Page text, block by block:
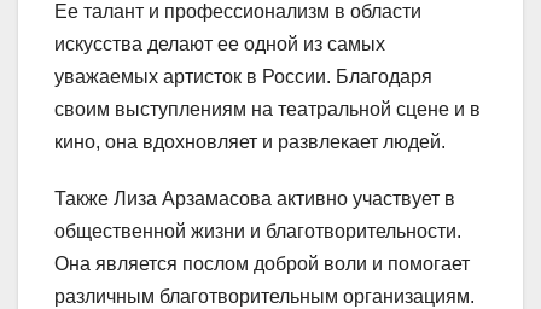
Ее талант и профессионализм в области
искусства делают ее одной из самых
уважаемых артисток в России. Благодаря
своим выступлениям на театральной сцене и в
кино, она вдохновляет и развлекает людей.
Также Лиза Арзамасова активно участвует в
общественной жизни и благотворительности.
Она является послом доброй воли и помогает
различным благотворительным организациям.